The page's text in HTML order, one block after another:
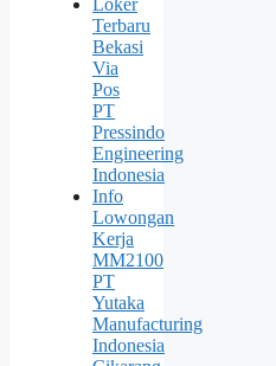
Loker
Terbaru
Bekasi
Via
Pos
PT
Pressindo
Engineering
Indonesia
Info
Lowongan
Kerja
MM2100
PT
Yutaka
Manufacturing
Indonesia